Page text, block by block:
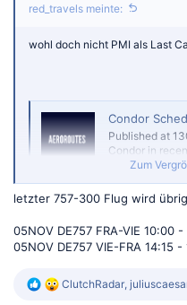
red_travels meinte:
wohl doch nicht PMI als Last
Condor Schedules
Published at
Condor in
Boeing 757-
scheduled to
on 02NOV25,
Zum
letzter 757-300 Flug wird
05NOV DE757 FRA-VIE 10:00 -
05NOV DE757 VIE-FRA 14:15 -
R
ClutchRadar,